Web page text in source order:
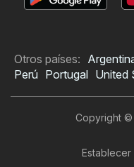
Otros países:
Perú Portugal United
Copyright ©